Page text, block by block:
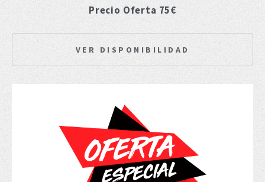
Precio Oferta 75€
VER DISPONIBILIDAD